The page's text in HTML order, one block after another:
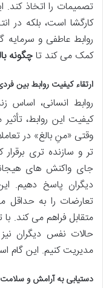
تصمیمات را اتخاذ کند.
کارگشا است، بلکه در
روابط عاطفی و
کمک می کند تاچگونه
ارتقاء کیفیت روابط بین
روابط انسانی، اساس
کیفیت این روابط،
وقتی «منِ بالغ» در
تر و سازنده تری
جای واکنش های
دیگران پاسخ دهیم.
تعارضات را به حداقل
متقابل فراهم می کند.
حالات نفس دیگران نیز
مدیریت کنیم. این گام
دستیابی به آرامش و